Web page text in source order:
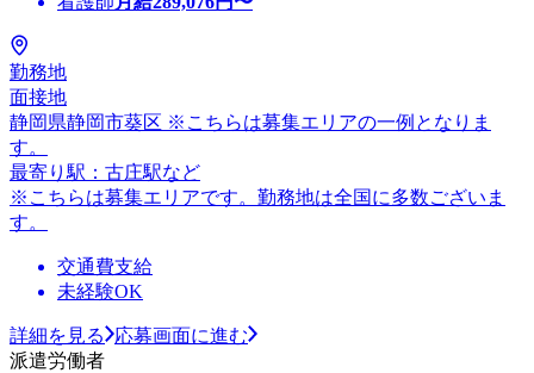
勤務地
面接地
静岡県静岡市葵区 ※こちらは募集エリアの一例となりま
す。
最寄り駅：古庄駅など
※こちらは募集エリアです。勤務地は全国に多数ございま
す。
交通費支給
未経験OK
詳細を見る
応募画面に進む
派遣労働者